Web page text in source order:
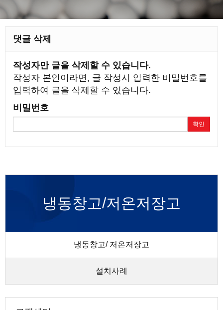
댓글 삭제
작성자만 글을 삭제할 수 있습니다.
작성자 본인이라면, 글 작성시 입력한 비밀번호를
입력하여 글을 삭제할 수 있습니다.
비밀번호
확인
냉동창고/저온저장고
냉동창고/ 저온저장고
설치사례